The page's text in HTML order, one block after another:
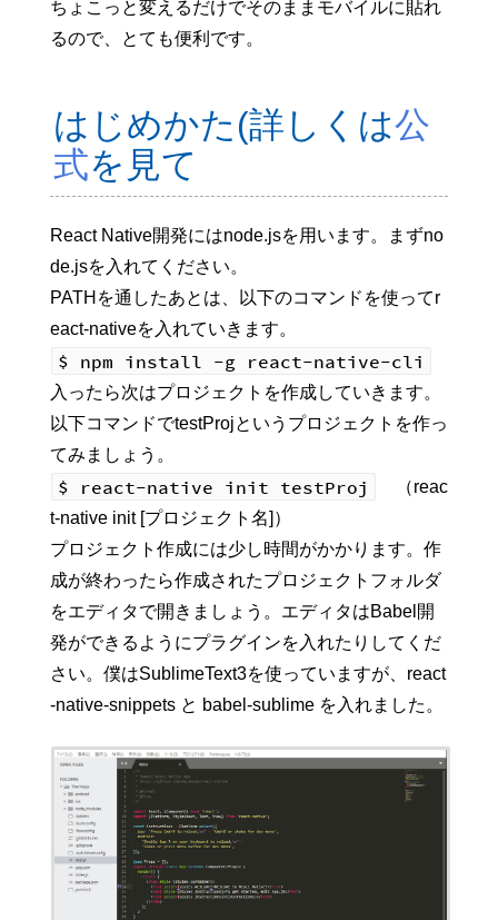
ちょこっと変えるだけでそのままモバイルに貼れ
るので、とても便利です。
はじめかた(詳しくは公
式を見て
React Native開発にはnode.jsを用います。まずno
de.jsを入れてください。
PATHを通したあとは、以下のコマンドを使ってr
eact-nativeを入れていきます。
$ npm install -g react-native-cli
入ったら次はプロジェクトを作成していきます。
以下コマンドでtestProjというプロジェクトを作っ
てみましょう。
$ react-native init testProj
（reac
t-native init [プロジェクト名]）
プロジェクト作成には少し時間がかかります。作
成が終わったら作成されたプロジェクトフォルダ
をエディタで開きましょう。エディタはBabel開
発ができるようにプラグインを入れたりしてくだ
さい。僕はSublimeText3を使っていますが、react
-native-snippets と babel-sublime を入れました。